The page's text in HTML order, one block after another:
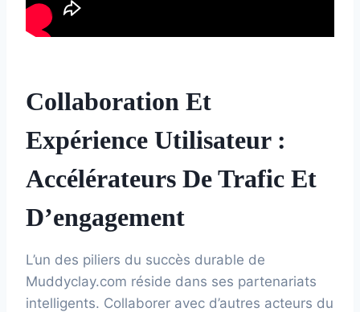
Collaboration Et
Expérience Utilisateur :
Accélérateurs De Trafic Et
D’engagement
L’un des piliers du succès durable de
Muddyclay.com réside dans ses partenariats
intelligents. Collaborer avec d’autres acteurs du